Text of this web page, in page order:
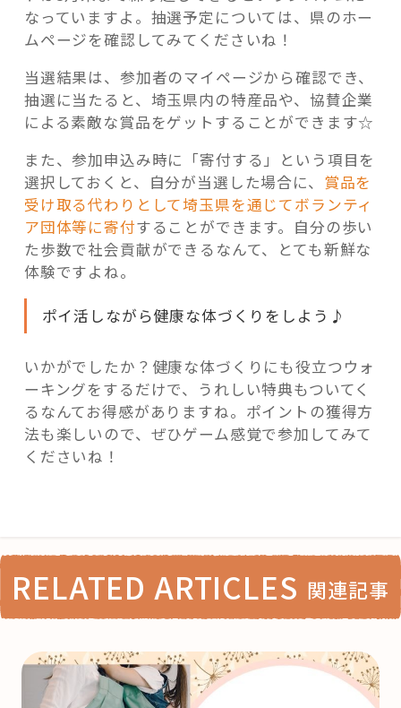
なっていますよ。抽選予定については、県のホー
ムページを確認してみてくださいね！
当選結果は、参加者のマイページから確認でき、
抽選に当たると、埼玉県内の特産品や、協賛企業
による素敵な賞品をゲットすることができます☆
また、参加申込み時に「寄付する」という項目を
選択しておくと、自分が当選した場合に、 賞品を
受け取る代わりとして埼玉県を通じてボランティ
ア団体等に寄付することができます。自分の歩い
た歩数で社会貢献ができるなんて、とても新鮮な
体験ですよね。
ポイ活しながら健康な体づくりをしよう♪
いかがでしたか？健康な体づくりにも役立つウォ
ーキングをするだけで、うれしい特典もついてく
るなんてお得感がありますね。ポイントの獲得方
法も楽しいので、ぜひゲーム感覚で参加してみて
くださいね！
RELATED ARTICLES 関連記事